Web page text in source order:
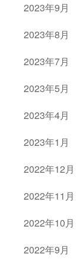
2023年9月
2023年8月
2023年7月
2023年5月
2023年4月
2023年1月
2022年12月
2022年11月
2022年10月
2022年9月